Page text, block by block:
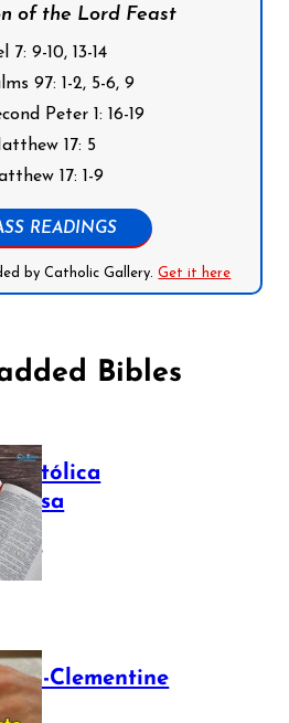
of the Lord Feast
7: 9-10, 13-14
97: 1-2, 5-6, 9
Peter 1: 16-19
17: 5
17: 1-9
READINGS
by Catholic Gallery.Get it here
Bibles
Católica
2025
Clementine